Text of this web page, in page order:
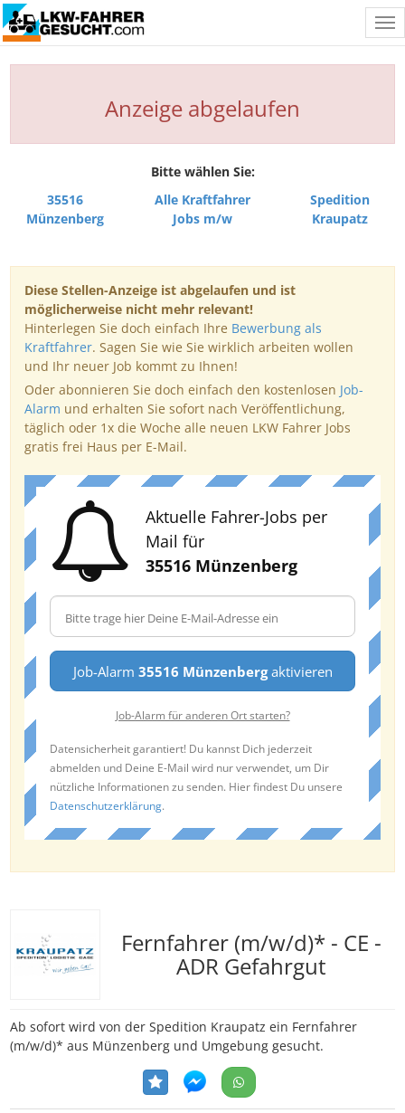
Anzeige abgelaufen
Bitte wählen Sie:
35516
Münzenberg
Alle Kraftfahrer
Jobs m/w
Spedition
Kraupatz
Diese Stellen-Anzeige ist abgelaufen und ist
möglicherweise nicht mehr relevant!
Hinterlegen Sie doch einfach Ihre Bewerbung als
Kraftfahrer. Sagen Sie wie Sie wirklich arbeiten wollen
und Ihr neuer Job kommt zu Ihnen!
Oder abonnieren Sie doch einfach den kostenlosen Job-
Alarm und erhalten Sie sofort nach Veröffentlichung,
täglich oder 1x die Woche alle neuen LKW Fahrer Jobs
gratis frei Haus per E-Mail.
Aktuelle Fahrer-Jobs per
Mail für
35516 Münzenberg
Job-Alarm 35516 Münzenbergaktivieren
Job-Alarm für anderen Ort starten?
Datensicherheit garantiert! Du kannst Dich jederzeit
abmelden und Deine E-Mail wird nur verwendet, um Dir
nützliche Informationen zu senden. Hier findest Du unsere
Datenschutzerklärung.
Fernfahrer (m/w/d)* - CE -
ADR Gefahrgut
Ab sofort wird von der Spedition Kraupatz ein Fernfahrer
(m/w/d)* aus Münzenberg und Umgebung gesucht.